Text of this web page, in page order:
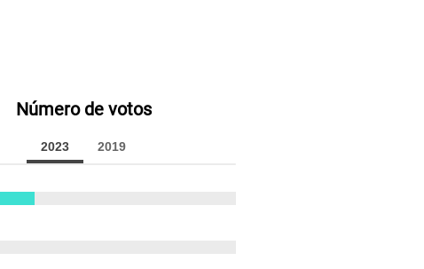
Número de votos
2023 2019